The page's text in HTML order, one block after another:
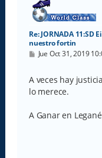
Re: JORNADA 11:SD
nuestro fortin
M
s
a
j
Jue Oct 31, 2019
A veces hay
lo merece.
A Ganar en